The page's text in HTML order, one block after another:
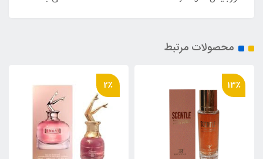
محصولات مرتبط
17٪